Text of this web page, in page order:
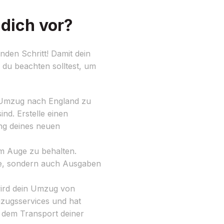
vor?
Schritt! Damit dein
beachten solltest, um
nach England zu
Erstelle einen
deines neuen
Auge zu behalten.
sondern auch Ausgaben
dein Umzug von
und hat
Transport deiner